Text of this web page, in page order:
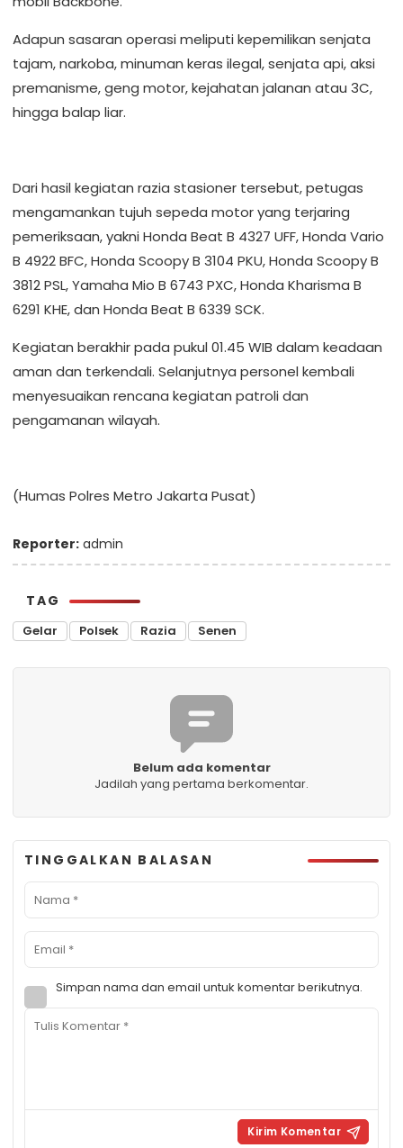
Adapun sasaran operasi meliputi kepemilikan senjata
tajam, narkoba, minuman keras ilegal, senjata api, aksi
premanisme, geng motor, kejahatan jalanan atau 3C,
hingga balap liar.
Dari hasil kegiatan razia stasioner tersebut, petugas
mengamankan tujuh sepeda motor yang terjaring
pemeriksaan, yakni Honda Beat B 4327 UFF, Honda Vario
B 4922 BFC, Honda Scoopy B 3104 PKU, Honda Scoopy B
3812 PSL, Yamaha Mio B 6743 PXC, Honda Kharisma B
6291 KHE, dan Honda Beat B 6339 SCK.
Kegiatan berakhir pada pukul 01.45 WIB dalam keadaan
aman dan terkendali. Selanjutnya personel kembali
menyesuaikan rencana kegiatan patroli dan
pengamanan wilayah.
(Humas Polres Metro Jakarta Pusat)
Reporter: admin
TAG
Gelar Polsek Razia Senen
Belum ada komentar
Jadilah yang pertama berkomentar.
TINGGALKAN BALASAN
Simpan nama dan email untuk komentar berikutnya.